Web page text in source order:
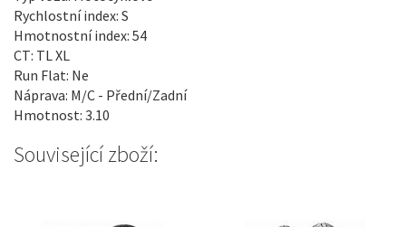
Rychlostní index: S
Hmotnostní index: 54
CT: TL XL
Run Flat: Ne
Náprava: M/C - Přední/Zadní
Hmotnost: 3.10
Související zboží: